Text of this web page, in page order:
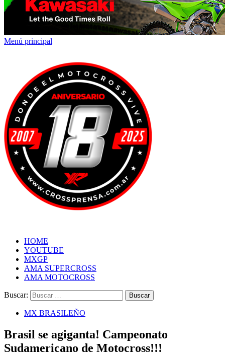
Menú principal
HOME
YOUTUBE
MXGP
AMA SUPERCROSS
AMA MOTOCROSS
Buscar:
MX BRASILEÑO
Brasil se agiganta! Campeonato
Sudamericano de Motocross!!!